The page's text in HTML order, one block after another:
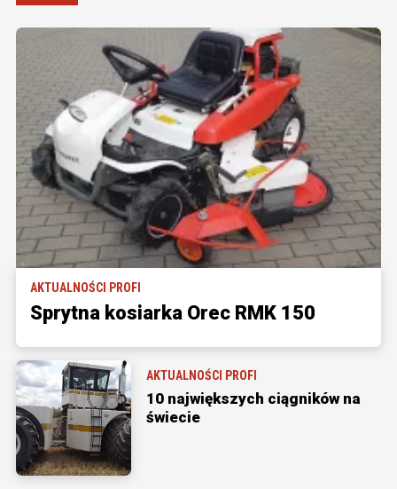
AKTUALNOŚCI PROFI
Sprytna kosiarka Orec RMK 150
AKTUALNOŚCI PROFI
10 największych ciągników na
świecie